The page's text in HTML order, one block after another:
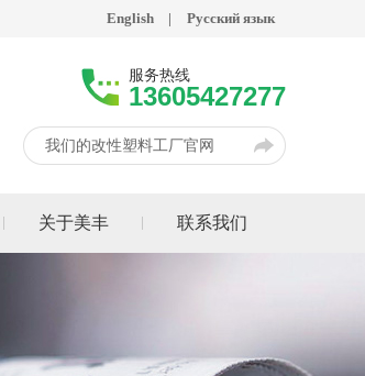
English | Русский язык
服务热线
13605427277
我们的改性塑料工厂官网
关于美丰 联系我们